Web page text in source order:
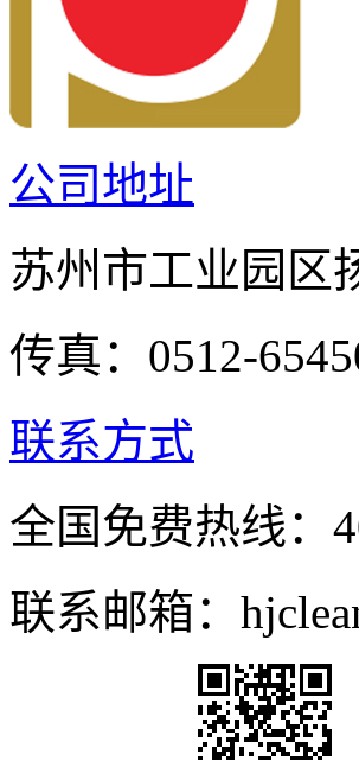
公司地址
苏州市工业园区
传真：0512-
联系方式
全国免费热线：
联系邮箱：